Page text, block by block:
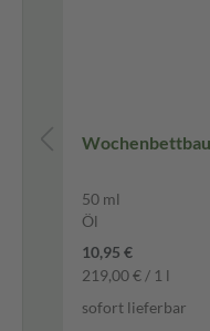
50 ml
Öl
10,95 €
219,00 € / 1 l
sofort lieferbar